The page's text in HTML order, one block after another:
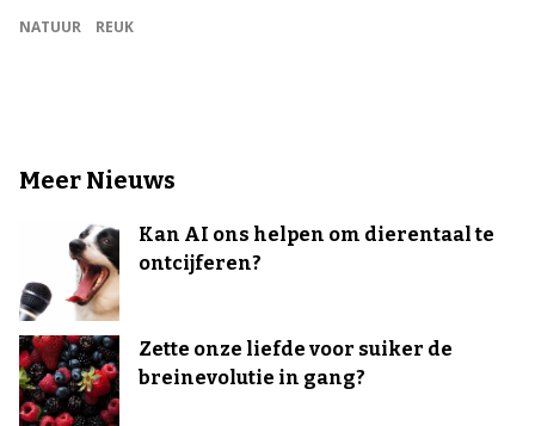
NATUUR
REUK
Meer Nieuws
Kan AI ons helpen om dierentaal te
ontcijferen?
Zette onze liefde voor suiker de
breinevolutie in gang?